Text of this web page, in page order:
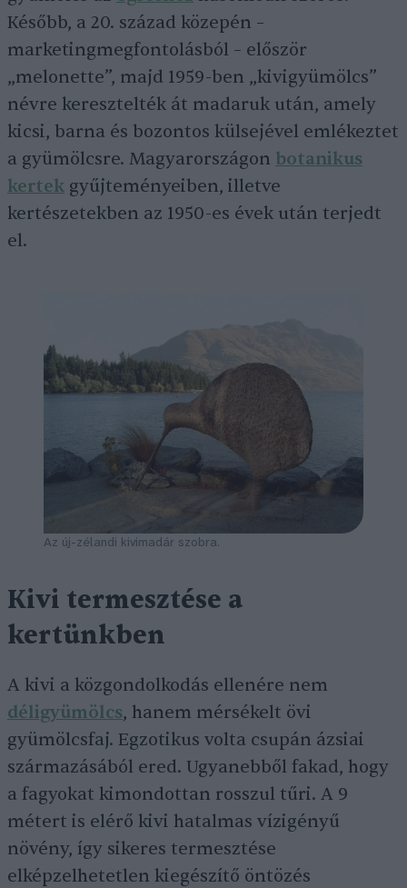
Később, a 20. század közepén –
marketingmegfontolásból – először
„melonette”, majd 1959-ben „kivigyümölcs”
névre keresztelték át madaruk után, amely
kicsi, barna és bozontos külsejével emlékeztet
a gyümölcsre. Magyarországon botanikus
kertek gyűjteményeiben, illetve
kertészetekben az 1950-es évek után terjedt
el.
Az új-zélandi kivimadár szobra.
Kivi termesztése a
kertünkben
A kivi a közgondolkodás ellenére nem
déligyümölcs, hanem mérsékelt övi
gyümölcsfaj. Egzotikus volta csupán ázsiai
származásából ered. Ugyanebből fakad, hogy
a fagyokat kimondottan rosszul tűri. A 9
métert is elérő kivi hatalmas vízigényű
növény, így sikeres termesztése
elképzelhetetlen kiegészítő öntözés